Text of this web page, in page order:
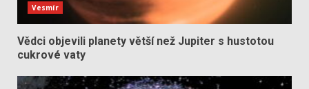
Vesmír
Vědci objevili planety větší než Jupiter s hustotou
cukrové vaty